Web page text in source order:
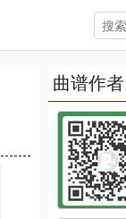
曲谱作者